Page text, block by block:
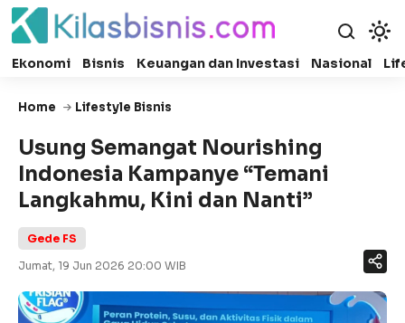
Ekonomi Bisnis Keuangan dan Investasi Nasional
Home Lifestyle Bisnis
Usung Semangat Nourishing
Indonesia Kampanye “Temani
Langkahmu, Kini dan Nanti”
Gede FS
Jumat, 19 Jun 2026 20:00 WIB